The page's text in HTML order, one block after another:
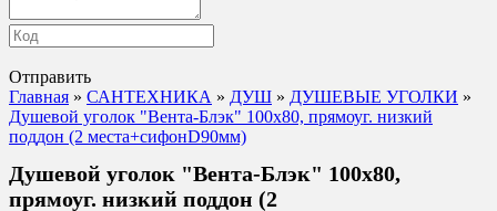
Отправить
Главная » САНТЕХНИКА » ДУШ » ДУШЕВЫЕ УГОЛКИ »
Душевой уголок "Вента-Блэк" 100х80, прямоуг. низкий
поддон (2 места+сифонD90мм)
Душевой уголок "Вента-Блэк" 100х80,
прямоуг. низкий поддон (2